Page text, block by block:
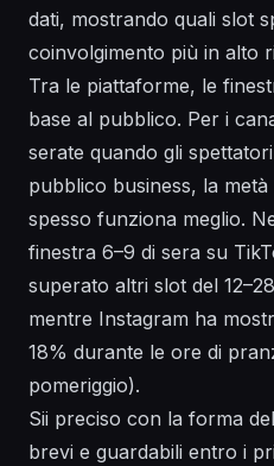
dati, mostrando quali slot
coinvolgimento più in alto
Tra le piattaforme, le
base al pubblico. Per i
serate quando gli
pubblico business, la
spesso funziona meglio.
finestra 6–9 di sera su
superato altri slot del
mentre Instagram ha
18% durante le ore di
pomeriggio).
Sii preciso con la forma
brevi e guardabili entro i